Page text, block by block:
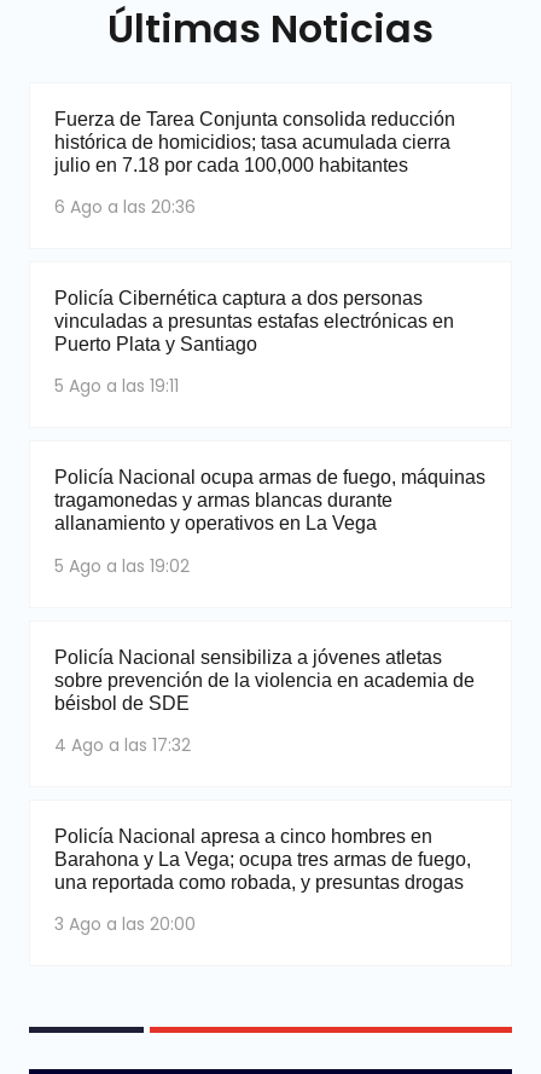
Últimas Noticias
Fuerza de Tarea Conjunta consolida reducción
histórica de homicidios; tasa acumulada cierra
julio en 7.18 por cada 100,000 habitantes
6 Ago a las 20:36
Policía Cibernética captura a dos personas
vinculadas a presuntas estafas electrónicas en
Puerto Plata y Santiago
5 Ago a las 19:11
Policía Nacional ocupa armas de fuego, máquinas
tragamonedas y armas blancas durante
allanamiento y operativos en La Vega
5 Ago a las 19:02
Policía Nacional sensibiliza a jóvenes atletas
sobre prevención de la violencia en academia de
béisbol de SDE
4 Ago a las 17:32
Policía Nacional apresa a cinco hombres en
Barahona y La Vega; ocupa tres armas de fuego,
una reportada como robada, y presuntas drogas
3 Ago a las 20:00